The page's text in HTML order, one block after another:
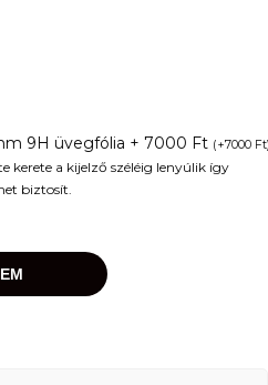
9H üvegfólia + 7000 Ft (+7000 Ft
kerete a kijelző széléig lenyúlik így
biztosít.